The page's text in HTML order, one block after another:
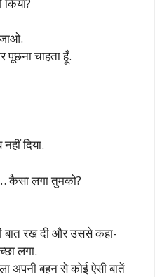
चाहता हूँ.
दिया.
कैसा लगा तुमको?
रख दी और उससे कहा-
लगा.
अपनी बहन से कोई ऐसी बातें